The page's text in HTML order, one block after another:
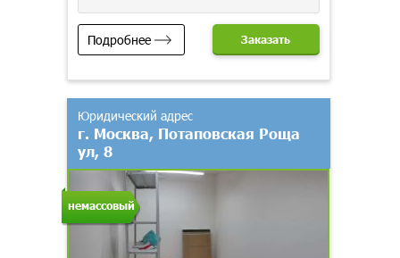
Подробнее Заказать
немассовый
Юридический адрес
г. Москва, Потаповская Роща
ул, 8